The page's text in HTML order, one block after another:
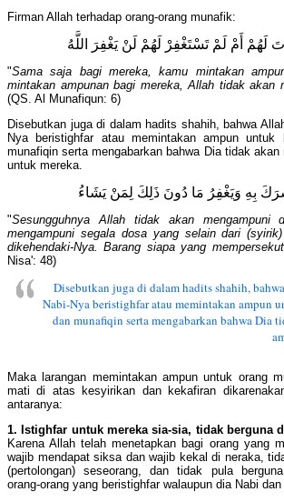
Firman Allah terhadap orang-orang munafik:
لَهُمْ أَمْ لَمْ تَسْتَغْفِرْ لَهُمْ لَنْ يَغْفِرَ اللَّهُ
"Sama saja bagi mereka, kamu mintakan
mintakan ampunan bagi mereka, Allah tidak akan
(QS. Al Munafiqun: 6)
Disebutkan juga di dalam hadits shahih, bahwa
Nya beristighfar atau memintakan ampun untuk
munafiqin serta mengabarkan bahwa Dia tidak akan
untuk mereka.
بِهِ وَيَغْفِرُ مَا دُونَ ذَلِكَ لِمَنْ يَشَاءُ
"Sesungguhnya Allah tidak akan
mengampuni segala dosa yang selain dari
dikehendaki-Nya. Barang siapa yang
Nisa': 48)
Disebutkan juga di dalam hadits shahih,
Nabi-Nya beristighfar atau memintakan ampun
dan munafiqin serta mengabarkan bahwa Dia
Maka larangan memintakan ampun untuk orang
mati di atas kesyirikan dan kekafiran
antaranya:
1. Istighfar untuk mereka sia-sia, tidak berguna
Karena Allah telah menetapkan bagi orang yang
wajib mendapat siksa dan wajib kekal di neraka,
(pertolongan) seseorang, dan tidak pula
orang-orang yang beristighfar walaupun dia Nabi